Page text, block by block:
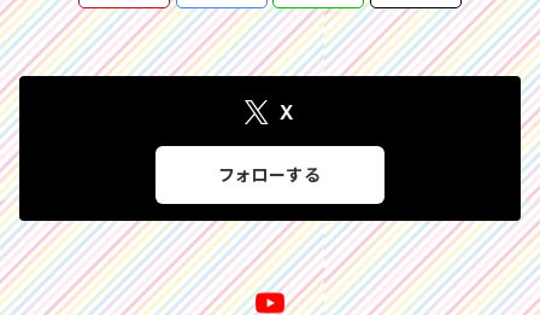
百瀬ひより
X
フォローする